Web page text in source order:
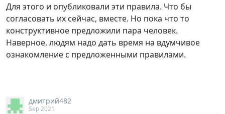
Для этого и опубликовали эти правила. Что бы
согласовать их сейчас, вместе. Но пока что то
конструктивное предложили пара человек.
Наверное, людям надо дать время на вдумчивое
ознакомление с предложенными правилами.
дмитрий482
Sep 2021